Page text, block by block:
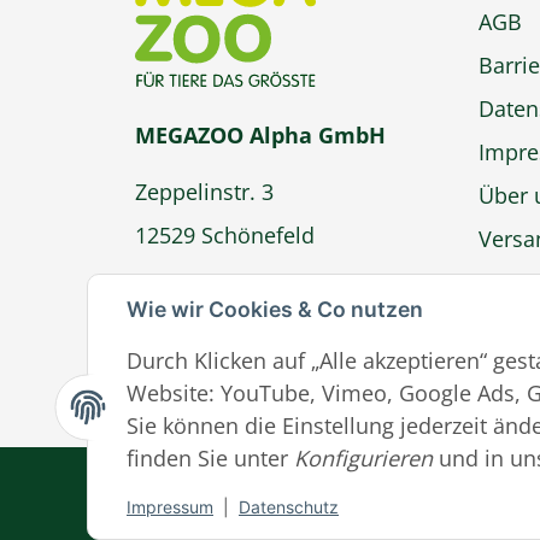
Wie wir Cookies & Co nutzen
Durch Klicken auf „Alle akzeptieren“
Website: YouTube, Vimeo, Google Ads,
Sie können die Einstellung jederzeit
finden Sie unter Konfigurierenund in
Impressum Datenschutz
MEGAZOO Alpha GmbH
Zeppelinstr. 3
12529 Schönefeld
AGB
Über